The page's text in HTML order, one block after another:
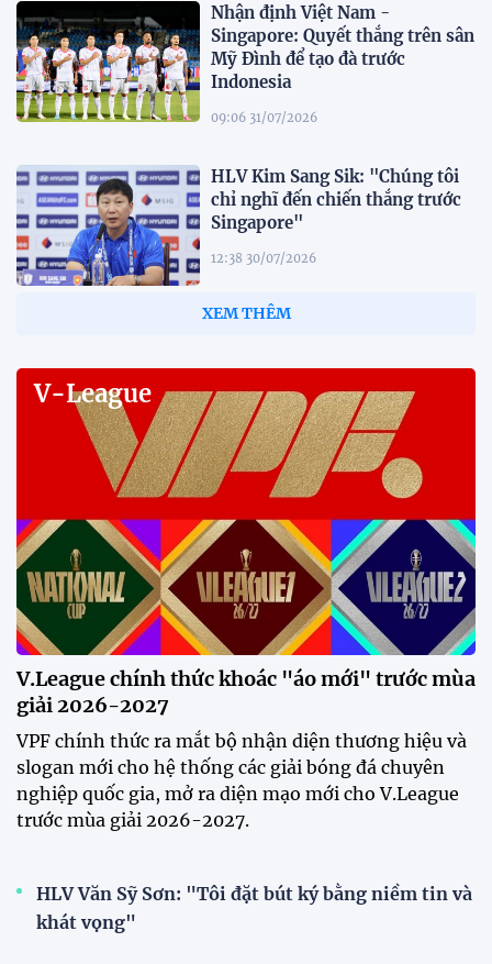
Nhận định Việt Nam -
Singapore: Quyết thắng trên sân
Mỹ Đình để tạo đà trước
Indonesia
09:06 31/07/2026
HLV Kim Sang Sik: "Chúng tôi
chỉ nghĩ đến chiến thắng trước
Singapore"
12:38 30/07/2026
12:32 30/07/2026
Tiền đạo Đình Bắc: "Chỉ cần đội
không đều hạnh phúc"
12:20 30/07/2026
Phóng viên Singapore bất ngờ
xuất hiện tại sân tập để theo dõi
sao nhập tịch tuyển Việt Nam
Đội tuyển Việt Nam chạm trán
Thái Lan tại Division 1 FIFA